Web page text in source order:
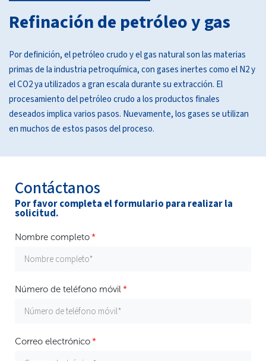
Contáctanos
Por favor completa el formulario para realizar la
solicitud.
Nombre completo
Número de teléfono móvil
Correo electrónico
Refinación de petróleo y gas
Por definición, el petróleo crudo y el gas natural son las materias
primas de la industria petroquímica, con gases inertes como el N2 y
el CO2 ya utilizados a gran escala durante su extracción. El
procesamiento del petróleo crudo a los productos finales
deseados implica varios pasos. Nuevamente, los gases se utilizan
en muchos de estos pasos del proceso.